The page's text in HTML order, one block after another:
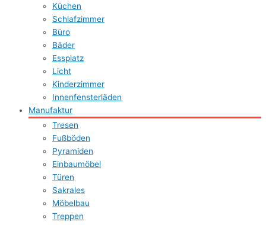
Küchen
Schlafzimmer
Büro
Bäder
Essplatz
Licht
Kinderzimmer
Innenfensterläden
Manufaktur
Tresen
Fußböden
Pyramiden
Einbaumöbel
Türen
Sakrales
Möbelbau
Treppen